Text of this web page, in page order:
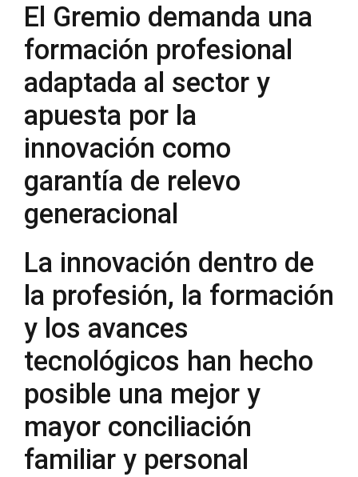
El Gremio demanda una
formación profesional
adaptada al sector y
apuesta por la
innovación como
garantía de relevo
generacional
La innovación dentro de
la profesión, la formación
y los avances
tecnológicos han hecho
posible una mejor y
mayor conciliación
familiar y personal